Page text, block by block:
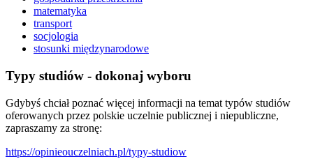
matematyka
transport
socjologia
stosunki międzynarodowe
Typy studiów - dokonaj wyboru
Gdybyś chciał poznać więcej informacji na temat typów studiów
oferowanych przez polskie uczelnie publicznej i niepubliczne,
zapraszamy za stronę:
https://opinieouczelniach.pl/typy-studiow